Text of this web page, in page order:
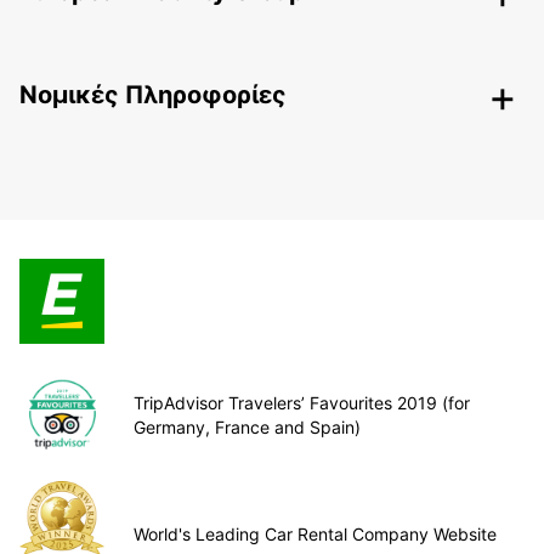
Nομικές Πληροφορίες
TripAdvisor Travelers’ Favourites 2019 (for
Germany, France and Spain)
World's Leading Car Rental Company Website